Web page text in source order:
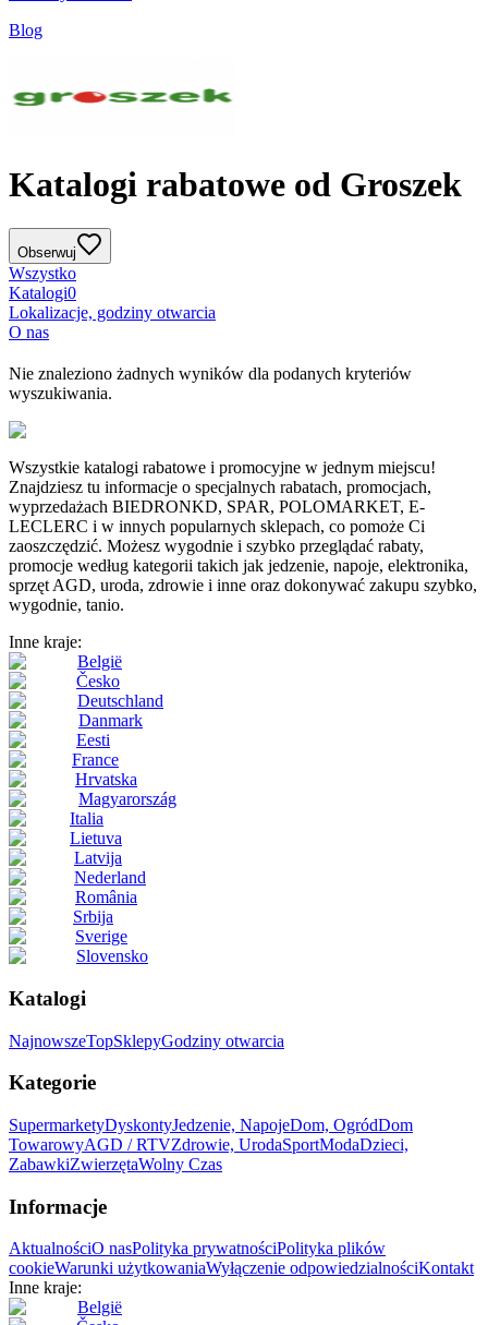
Blog
Katalogi rabatowe od Groszek
Obserwuj
Wszystko
Katalogi0
Lokalizacje, godziny otwarcia
O nas
Nie znaleziono żadnych wyników dla podanych kryteriów
wyszukiwania.
Wszystkie katalogi rabatowe i promocyjne w jednym miejscu!
Znajdziesz tu informacje o specjalnych rabatach, promocjach,
wyprzedażach BIEDRONKD, SPAR, POLOMARKET, E-
LECLERC i w innych popularnych sklepach, co pomoże Ci
zaoszczędzić. Możesz wygodnie i szybko przeglądać rabaty,
promocje według kategorii takich jak jedzenie, napoje, elektronika,
sprzęt AGD, uroda, zdrowie i inne oraz dokonywać zakupu szybko,
wygodnie, tanio.
Inne kraje:
België
Česko
Deutschland
Danmark
Eesti
France
Hrvatska
Magyarország
Italia
Lietuva
Latvija
Nederland
România
Srbija
Sverige
Slovensko
Katalogi
NajnowszeTopSklepyGodziny otwarcia
Kategorie
SupermarketyDyskontyJedzenie, NapojeDom, OgródDom
TowarowyAGD / RTVZdrowie, UrodaSportModaDzieci,
ZabawkiZwierzętaWolny Czas
Informacje
AktualnościO nasPolityka prywatnościPolityka plików
cookieWarunki użytkowaniaWyłączenie odpowiedzialnościKontakt
Inne kraje:
België